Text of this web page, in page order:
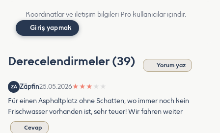
Koordinatlar ve iletişim bilgileri Pro kullanıcılar içindir.
Giriş yapmak
Derecelendirmeler (39) Yorum yaz
ZÄ Zäpfin25.05.2026★ ★ ★ ★ ★
Für einen Asphaltplatz ohne Schatten, wo immer noch kein
Frischwasser vorhanden ist, sehr teuer! Wir fahren weiter
Cevap